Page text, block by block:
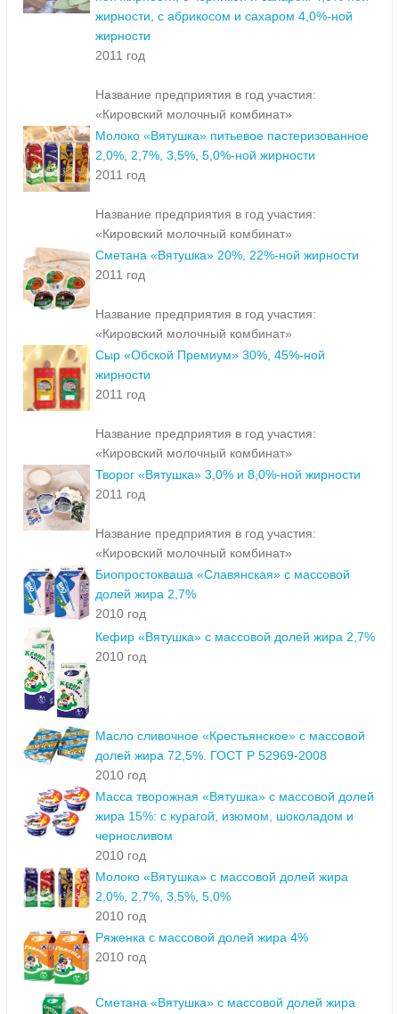
жирности, с абрикосом и сахаром 4,0%-ной
жирности
2011 год
Название предприятия в год участия:
«Кировский молочный комбинат»
Молоко «Вятушка» питьевое пастеризованное
2,0%, 2,7%, 3,5%, 5,0%-ной жирности
2011 год
Название предприятия в год участия:
«Кировский молочный комбинат»
Сметана «Вятушка» 20%, 22%-ной жирности
2011 год
Название предприятия в год участия:
«Кировский молочный комбинат»
Сыр «Обской Премиум» 30%, 45%-ной
жирности
2011 год
Название предприятия в год участия:
«Кировский молочный комбинат»
Творог «Вятушка» 3,0% и 8,0%-ной жирности
2011 год
Название предприятия в год участия:
«Кировский молочный комбинат»
Биопростокваша «Славянская» с массовой
долей жира 2,7%
2010 год
Кефир «Вятушка» с массовой долей жира 2,7%
2010 год
Масло сливочное «Крестьянское» с массовой
долей жира 72,5%. ГОСТ Р 52969-2008
2010 год
Масса творожная «Вятушка» с массовой долей
жира 15%: с курагой, изюмом, шоколадом и
черносливом
2010 год
Молоко «Вятушка» с массовой долей жира
2,0%, 2,7%, 3,5%, 5,0%
2010 год
Ряженка с массовой долей жира 4%
2010 год
Сметана «Вятушка» с массовой долей жира